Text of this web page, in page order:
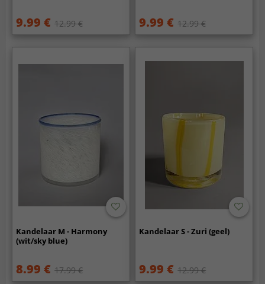
9.99 € 12.99 € 9.99 € 12.99 €
Kandelaar M - Harmony
(wit/sky blue)
8.99 € 17.99 €
Kandelaar S - Zuri (geel)
9.99 € 12.99 €